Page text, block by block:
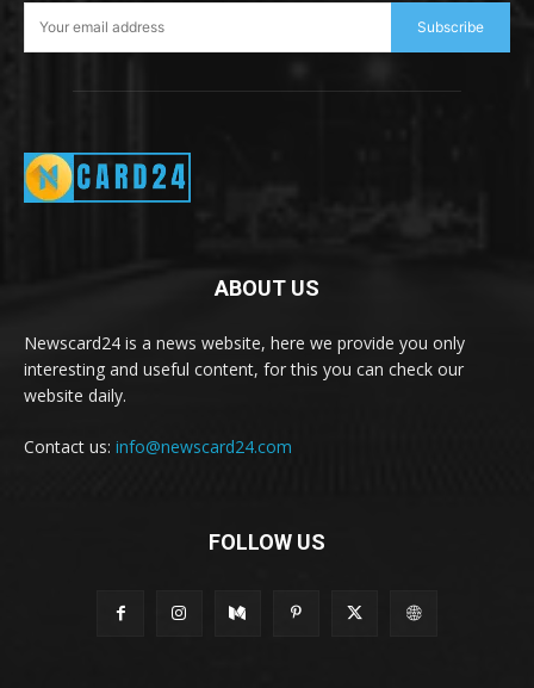
Subscribe
ABOUT US
Newscard24 is a news website, here we provide you only
interesting and useful content, for this you can check our
website daily.
Contact us: info@newscard24.com
FOLLOW US